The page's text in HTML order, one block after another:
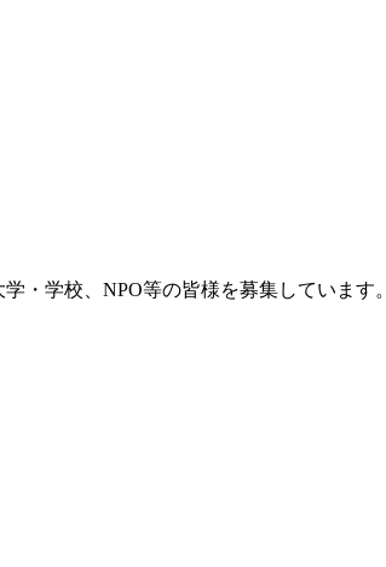
・学校、NPO等の皆様を募集しています。